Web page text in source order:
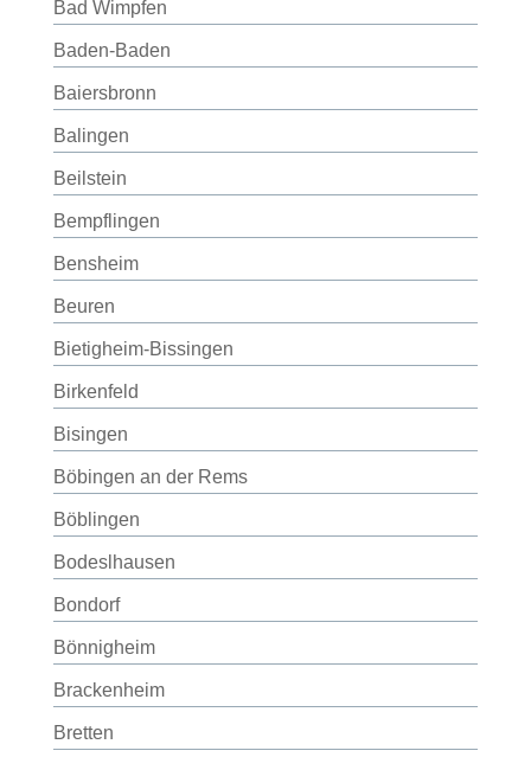
Bad Wimpfen
Baden-Baden
Baiersbronn
Balingen
Beilstein
Bempflingen
Bensheim
Beuren
Bietigheim-Bissingen
Birkenfeld
Bisingen
Böbingen an der Rems
Böblingen
Bodeslhausen
Bondorf
Bönnigheim
Brackenheim
Bretten